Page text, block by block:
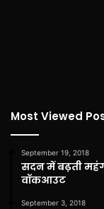
Most Viewed
September 19, 2018
सदन में बढ़ती
वॉकआउट
September 3, 2018